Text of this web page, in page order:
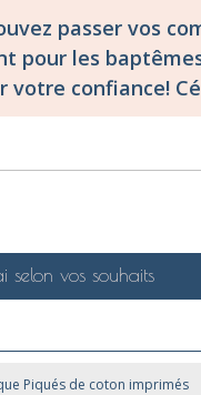
passer vos
pour les
votre confiance!
selon vos souhaits
Piqués de coton imprimés